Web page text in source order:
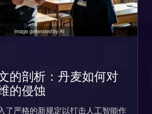
的剖析：丹麦如何对
的侵蚀
了严格的新规定以打击人工智能作